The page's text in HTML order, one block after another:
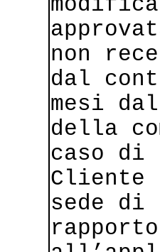
non
dal
mesi
della
caso di
sede di